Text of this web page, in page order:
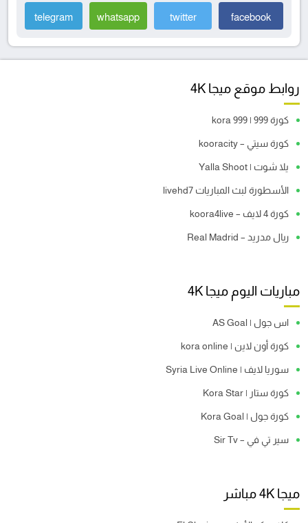
facebook
twitter
whatsapp
telegram
روابط موقع ميجا 4K
كورة 999 | kora 999
كورة سيتي – kooracity
يلا شوت | Yalla Shoot
الأسطورة لبث المباريات livehd7
كورة 4 لايف – koora4live
ريال مدريد – Real Madrid
مباريات اليوم ميجا 4K
اس جول | AS Goal
كورة أون لاين | kora online
سوريا لايف | Syria Live Online
كورة ستار | Kora Star
كورة جول | Kora Goal
سير تي في – Sir Tv
ميجا 4K مباشر